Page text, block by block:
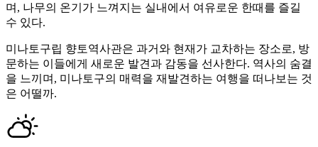
며, 나무의 온기가 느껴지는 실내에서 여유로운 한때를 즐길
수 있다.
미나토구립 향토역사관은 과거와 현재가 교차하는 장소로, 방
문하는 이들에게 새로운 발견과 감동을 선사한다. 역사의 숨결
을 느끼며, 미나토구의 매력을 재발견하는 여행을 떠나보는 것
은 어떨까.